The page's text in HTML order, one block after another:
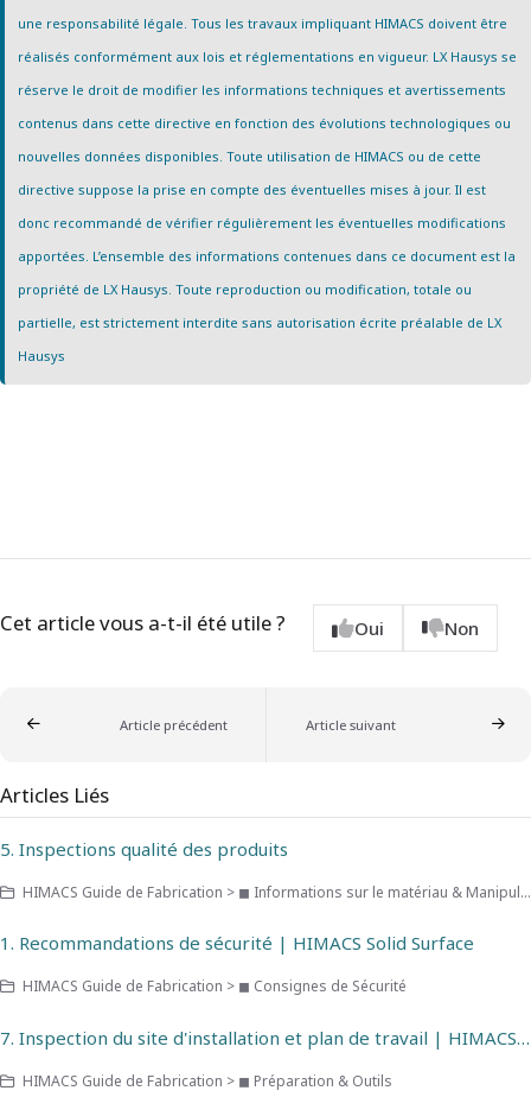
une responsabilité légale. Tous les travaux impliquant HIMACS doivent être
réalisés conformément aux lois et réglementations en vigueur. LX Hausys se
réserve le droit de modifier les informations techniques et avertissements
contenus dans cette directive en fonction des évolutions technologiques ou
nouvelles données disponibles. Toute utilisation de HIMACS ou de cette
directive suppose la prise en compte des éventuelles mises à jour. Il est
donc recommandé de vérifier régulièrement les éventuelles modifications
apportées. L’ensemble des informations contenues dans ce document est la
propriété de LX Hausys. Toute reproduction ou modification, totale ou
partielle, est strictement interdite sans autorisation écrite préalable de LX
Hausys
Cet article vous a-t-il été utile ? Oui Non
Article précédent Article suivant
Articles Liés
5. Inspections qualité des produits
HIMACS Guide de Fabrication > ◼ Informations sur le matériau & Manipulation
1. Recommandations de sécurité | HIMACS Solid Surface
HIMACS Guide de Fabrication > ◼ Consignes de Sécurité
7. Inspection du site d'installation et plan de travail | HIMACS Solid Surface
HIMACS Guide de Fabrication > ◼ Préparation & Outils